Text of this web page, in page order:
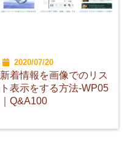
2020/07/20
新着情報を画像でのリス
ト表示をする方法-WP05
｜Q&A100